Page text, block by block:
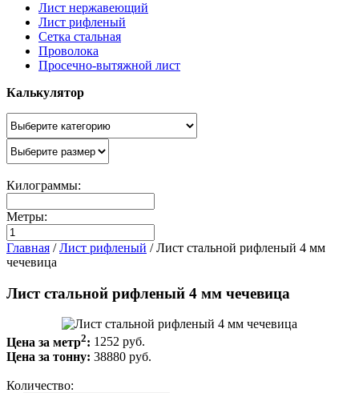
Лист нержавеющий
Лист рифленый
Сетка стальная
Проволока
Просечно-вытяжной лист
Калькулятор
Килограммы:
Метры:
Главная /Лист рифленый /Лист стальной рифленый 4 мм
чечевица
Лист стальной рифленый 4 мм чечевица
Цена за метр2: 1252 руб.
Цена за тонну: 38880 руб.
Количество: